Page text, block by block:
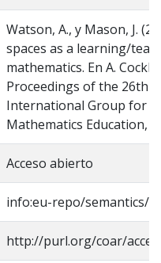
Watson, A., y Mason, J.
spaces as a learning/
mathematics. En A.
Proceedings of the 26th
International Group for
Mathematics Education,
Acceso abierto
info:eu-repo/semantics/
http://purl.org/coar/